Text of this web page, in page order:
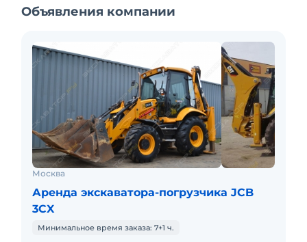
Объявления компании
Москва
Аренда экскаватора-погрузчика JCB
3CX
Минимальное время заказа: 7+1 ч.